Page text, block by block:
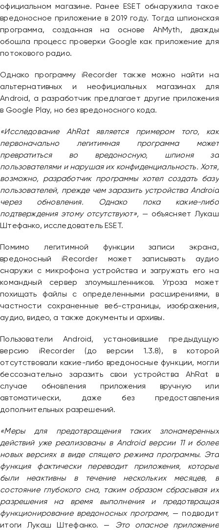
официальном магазине. Ранее ESET обнаружила такое
вредоносное приложение в 2019 году. Тогда шпионская
программа, созданная на основе AhMyth, дважды
обошла процесс проверки Google как приложение для
потокового радио.
Однако программу iRecorder также можно найти на
альтернативных и неофициальных магазинах для
Android, а разработчик предлагает другие приложения
в Google Play, но без вредоносного кода.
«Исследование AhRat является примером того, как
первоначально легитимная программа может
превратиться во вредоносную, шпионя за
пользователями и нарушая их конфиденциальность. Хотя,
возможно, разработчик программы хотел создать базу
пользователей, прежде чем заразить устройства Android
через обновления. Однако пока какие-либо
подтверждения этому отсутствуют», — объясняет Лукаш
Штефанко, исследователь ESET.
Помимо легитимной функции записи экрана,
вредоносный iRecorder может записывать аудио
снаружи с микрофона устройства и загружать его на
командный сервер злоумышленников. Угроза может
похищать файлы с определенными расширениями, в
частности сохраненные веб-страницы, изображения,
аудио, видео, а также документы и архивы.
Пользователи Android, установившие предыдущую
версию iRecorder (до версии 1.3.8), в которой
отсутствовали какие-либо вредоносные функции, могли
бессознательно заразить свои устройства AhRat в
случае обновления приложения вручную или
автоматически, даже без предоставления
дополнительных разрешений.
«Меры для предотвращения таких злонамеренных
действий уже реализованы в Android версии 11 и более
новых версиях в виде спящего режима программы. Эта
функция фактически переводит приложения, которые
были неактивны в течение нескольких месяцев, в
состояние глубокого сна, таким образом сбрасывая их
разрешения на время выполнения и предотвращая
функционирование вредоносных программ, — подводит
итоги Лукаш Штефанко. — Это опасное приложение
Привіт 👋, чим тобі допомогти?
Ми зазвичай відповідаємо дуже швидко
Надіслати повідомлення